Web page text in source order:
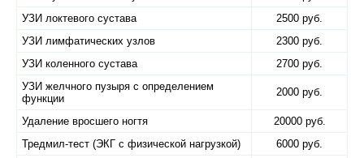
УЗИ локтевого сустава
2500 руб.
УЗИ лимфатических узлов
2300 руб.
УЗИ коленного сустава
2700 руб.
УЗИ желчного пузыря с определением
функции
2000 руб.
Удаление вросшего ногтя
20000 руб.
Тредмил-тест (ЭКГ с физической нагрузкой)
6000 руб.